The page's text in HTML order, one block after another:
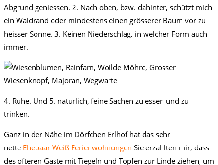
Abgrund geniessen. 2. Nach oben, bzw. dahinter, schützt mich
ein Waldrand oder mindestens einen grösserer Baum vor zu
heisser Sonne. 3. Keinen Niederschlag, in welcher Form auch
immer.
4. Ruhe. Und 5. natürlich, feine Sachen zu essen und zu
trinken.
Ganz in der Nähe im Dörfchen Erlhof hat das sehr
nette Ehepaar Weiß Ferienwohnungen Sie erzählten mir, dass
des öfteren Gäste mit Tiegeln und Töpfen zur Linde ziehen, um